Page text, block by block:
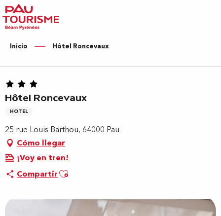
Aller
au
contenu
principal
Inicio Hôtel Roncevaux
Hôtel Roncevaux
HOTEL
25 rue Louis Barthou, 64000 Pau
Cómo llegar
¡Voy en tren!
CompartirAjouter aux favoris